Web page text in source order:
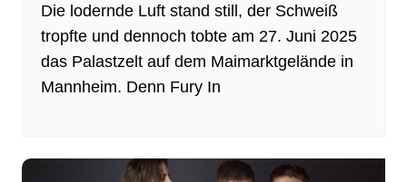
Die lodernde Luft stand still, der Schweiß
tropfte und dennoch tobte am 27. Juni 2025
das Palastzelt auf dem Maimarktgelände in
Mannheim. Denn Fury In